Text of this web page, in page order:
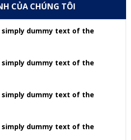
CỦA CHÚNG TÔI
simply dummy text of the
simply dummy text of the
simply dummy text of the
simply dummy text of the